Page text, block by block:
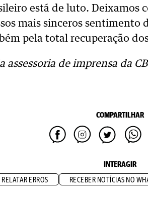
está de luto. Deixamos
mais sinceros sentimento
pela total recuperação
assessoria de imprensa da
COMPARTILHAR
INTERAGIR
RELATAR ERROS RECEBER NOTÍCIAS NO